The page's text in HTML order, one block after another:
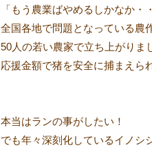
「もう農業ばやめるしかなか・
全国各地で問題となっている農
50人の若い農家で立ち上がりま
応援金額で猪を安全に捕まえら
本当はランの事がしたい！
でも年々深刻化しているイノシ